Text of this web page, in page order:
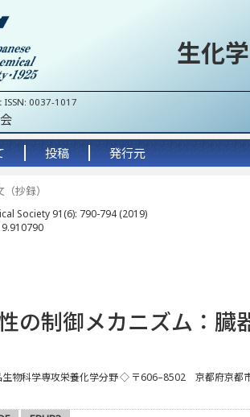
生化学
0037-1017
投稿 発行元
（抄録）
Society 91(6): 790-794 (2019)
の制御メカニズム ： 臓
物科学専攻栄養化学分野◇ 〒606–8502 京都府京都